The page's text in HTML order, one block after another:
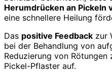
Herumdrücken an Pickeln
eine schnellere Heilung
Das positive Feedback zur
bei der Behandlung von
Reduzierung von
Pickel-Pflaster auf.